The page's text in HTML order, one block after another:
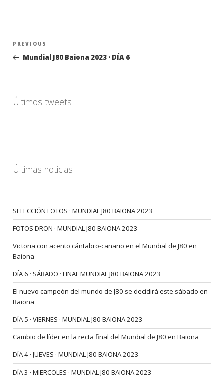
Navegación
entradas
Previous
Post
PREVIOUS
Mundial J80 Baiona 2023 · DÍA 6
Últimos tweets
Últimas noticias
SELECCIÓN FOTOS · MUNDIAL J80 BAIONA 2023
FOTOS DRON · MUNDIAL J80 BAIONA 2023
Victoria con acento cántabro-canario en el Mundial de J80 en
Baiona
DÍA 6 · SÁBADO · FINAL MUNDIAL J80 BAIONA 2023
El nuevo campeón del mundo de J80 se decidirá este sábado en
Baiona
DÍA 5 · VIERNES · MUNDIAL J80 BAIONA 2023
Cambio de líder en la recta final del Mundial de J80 en Baiona
DÍA 4 · JUEVES · MUNDIAL J80 BAIONA 2023
DÍA 3 · MIERCOLES · MUNDIAL J80 BAIONA 2023